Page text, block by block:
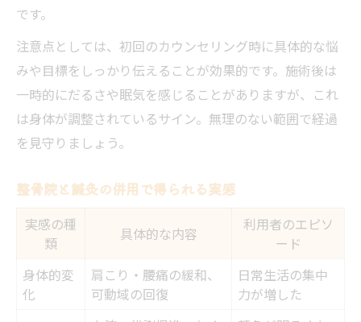
です。
注意点としては、初回のカウンセリング時に具体的な悩
みや目標をしっかり伝えることが効果的です。施術後は
一時的にだるさや眠気を感じることがありますが、これ
は身体が調整されているサイン。無理のない範囲で経過
を見守りましょう。
整骨院と鍼灸の併用で得られる実感
実感の種
類
具体的な内容
利用者のエピソ
ード
身体的変
化
肩こり・腰痛の緩和、
可動域の回復
日常生活の集中
力が増した